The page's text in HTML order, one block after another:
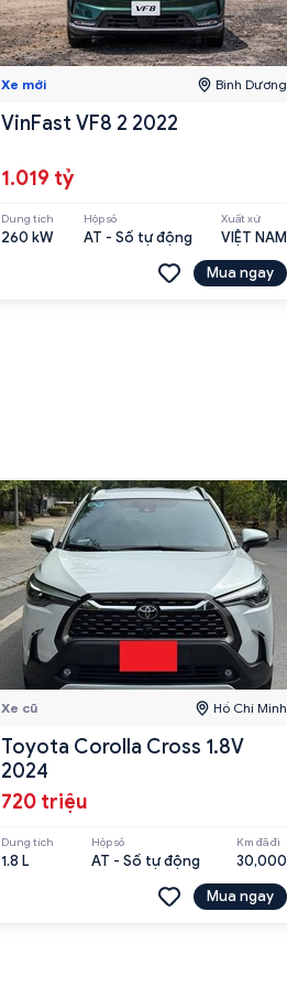
Xe mới Bình Dương
VinFast VF8 2 2022
1.019 tỷ
Dung tích
260 kW
Hộp số
AT - Số tự động
Xuất xứ
VIỆT NAM
Mua ngay
Xe cũ Hồ Chí Minh
Toyota Corolla Cross 1.8V
2024
720 triệu
Dung tích
1.8 L
Hộp số
AT - Số tự động
Km đã đi
30,000
Mua ngay